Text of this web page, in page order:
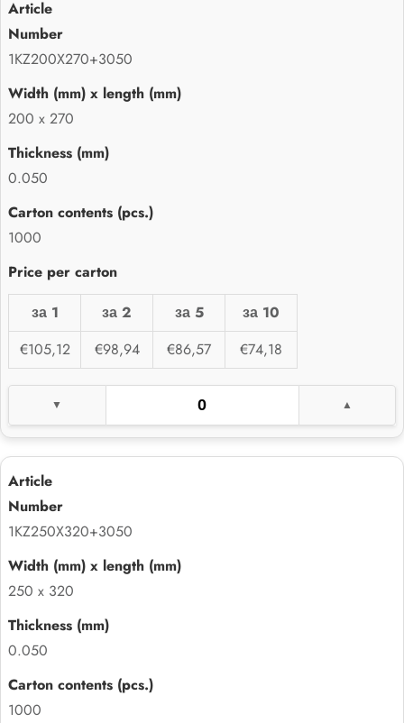
1KZ200X270+3050
200 x 270
0.050
1000
за 1 за 2 за 5
за 10
€105,12
€98,94 €86,57 €74,18
1KZ250X320+3050
250 x 320
0.050
1000